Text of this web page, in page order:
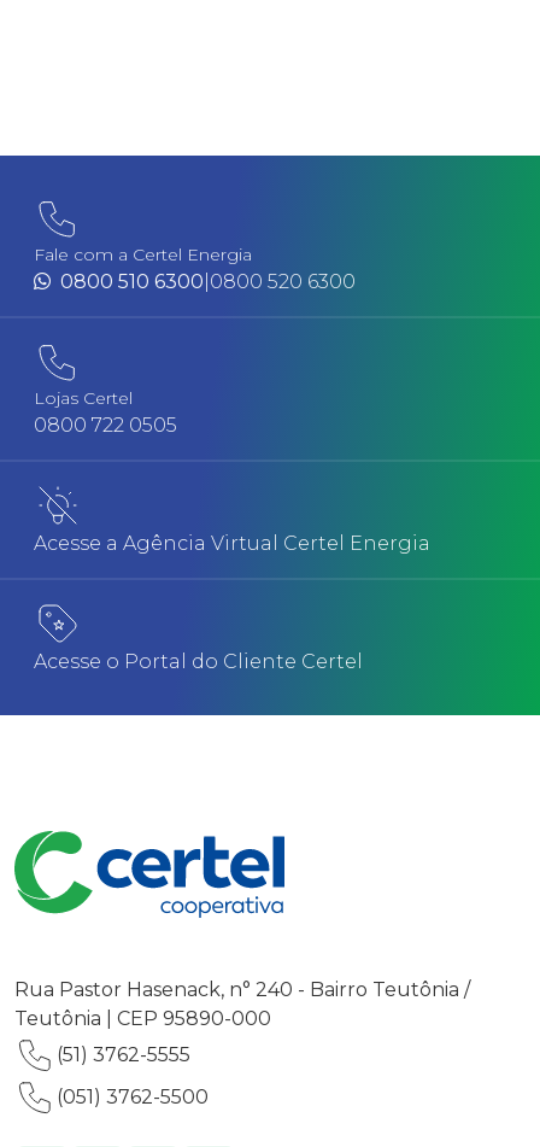
Fale com a Certel Energia
0800 510 6300 0800 520 6300
Lojas Certel
0800 722 0505
Acesse a Agência Virtual Certel Energia
Acesse o Portal do Cliente Certel
Rua Pastor Hasenack, n° 240 - Bairro Teutônia /
Teutônia | CEP 95890-000
(51) 3762-5555
(051) 3762-5500